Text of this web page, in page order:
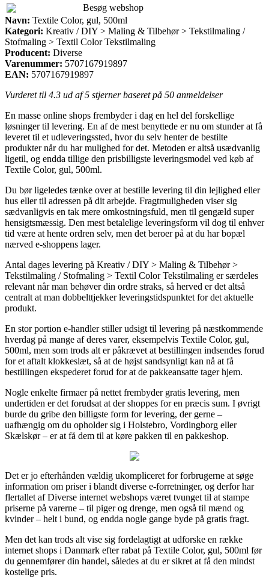
Besøg webshop
Navn: Textile Color, gul, 500ml
Kategori: Kreativ / DIY > Maling & Tilbehør > Tekstilmaling /
Stofmaling > Textil Color Tekstilmaling
Producent: Diverse
Varenummer: 5707167919897
EAN: 5707167919897
Vurderet til 4.3 ud af 5 stjerner baseret på 50 anmeldelser
En masse online shops frembyder i dag en hel del forskellige
løsninger til levering. En af de mest benyttede er nu om stunder at få
leveret til et udleveringssted, hvor du selv henter de bestilte
produkter når du har mulighed for det. Metoden er altså usædvanlig
ligetil, og endda tillige den prisbilligste leveringsmodel ved køb af
Textile Color, gul, 500ml.
Du bør ligeledes tænke over at bestille levering til din lejlighed eller
hus eller til adressen på dit arbejde. Fragtmuligheden viser sig
sædvanligvis en tak mere omkostningsfuld, men til gengæld super
hensigtsmæssig. Den mest betalelige leveringsform vil dog til enhver
tid være at hente ordren selv, men det beroer på at du har bopæl
nærved e-shoppens lager.
Antal dages levering på Kreativ / DIY > Maling & Tilbehør >
Tekstilmaling / Stofmaling > Textil Color Tekstilmaling er særdeles
relevant når man behøver din ordre straks, så herved er det altså
centralt at man dobbelttjekker leveringstidspunktet for det aktuelle
produkt.
En stor portion e-handler stiller udsigt til levering på næstkommende
hverdag på mange af deres varer, eksempelvis Textile Color, gul,
500ml, men som trods alt er påkrævet at bestillingen indsendes forud
for et aftalt klokkeslæt, så at de højst sandsynligt kan nå at få
bestillingen ekspederet forud for at de pakkeansatte tager hjem.
Nogle enkelte firmaer på nettet frembyder gratis levering, men
undertiden er det forudsat at der shoppes for en præcis sum. I øvrigt
burde du gribe den billigste form for levering, der gerne –
uafhængig om du opholder sig i Holstebro, Vordingborg eller
Skælskør – er at få dem til at køre pakken til en pakkeshop.
Det er jo efterhånden vældig ukompliceret for forbrugerne at søge
information om priser i blandt diverse e-forretninger, og derfor har
flertallet af Diverse internet webshops været tvunget til at stampe
priserne på varerne – til piger og drenge, men også til mænd og
kvinder – helt i bund, og endda nogle gange byde på gratis fragt.
Men det kan trods alt vise sig fordelagtigt at udforske en række
internet shops i Danmark efter rabat på Textile Color, gul, 500ml før
du gennemfører din handel, således at du er sikret at få den mindst
kostelige pris.